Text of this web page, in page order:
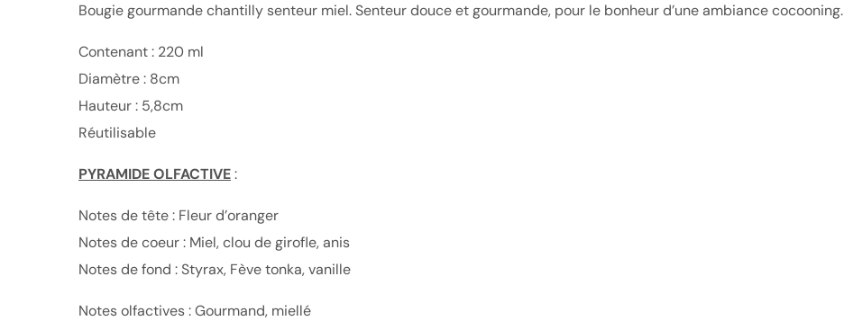
Bougie gourmande chantilly senteur miel. Senteur douce et gourmande, pour le bonheur d’une ambiance cocooning.
Contenant : 220 ml
Diamètre : 8cm
Hauteur : 5,8cm
Réutilisable
PYRAMIDEOLFACTIVE:
Notes de tête : Fleur d’oranger
Notes de coeur : Miel, clou de girofle, anis
Notes de fond : Styrax, Fève tonka, vanille
Notes olfactives : Gourmand, miellé